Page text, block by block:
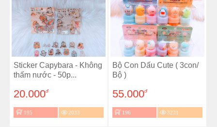
Sticker Capybara - Không
thấm nước - 50p...
20.000đ
195 2033
Bộ Con Dấu Cute ( 3con/
Bộ )
55.000đ
196 3231